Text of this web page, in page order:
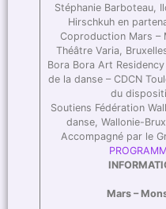
Stéphanie Barboteau,
Hirschkuh en
Coproduction Mars –
Théâtre Varia,
Bora Bora Art
de la danse – CDCN
du
Soutiens Fédération
danse, Wallonie-
Accompagné par le
Mars –